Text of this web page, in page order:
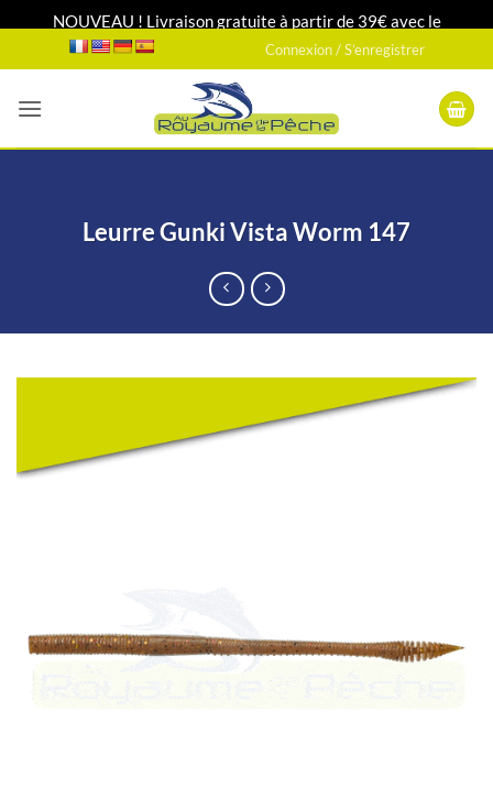
NOUVEAU ! Livraison gratuite à partir de 39€ avec le
transporteur DPD relais 24H/48H
au
contenu
Connexion / S’enregistrer
Leurre Gunki Vista Worm 147